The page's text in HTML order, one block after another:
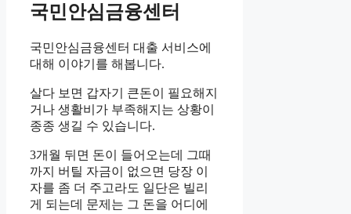
국민안심금융센터
국민안심금융센터 대출 서비스에
대해 이야기를 해봅니다.
살다 보면 갑자기 큰돈이 필요해지
거나 생활비가 부족해지는 상황이
종종 생길 수 있습니다.
3개월 뒤면 돈이 들어오는데 그때
까지 버틸 자금이 없으면 당장 이
자를 좀 더 주고라도 일단은 빌리
게 되는데 문제는 그 돈을 어디에